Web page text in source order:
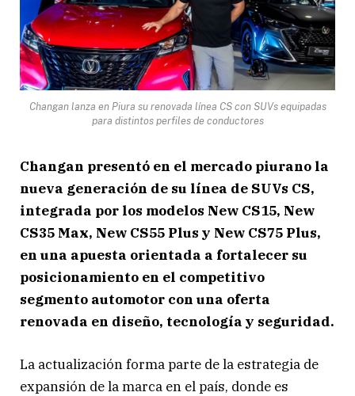
Changan lanza en Piura su renovada línea CS con SUVs equipadas
para distintos perfiles de conductores
Changan presentó en el mercado piurano la
nueva generación de su línea de SUVs CS,
integrada por los modelos New CS15, New
CS35 Max, New CS55 Plus y New CS75 Plus,
en una apuesta orientada a fortalecer su
posicionamiento en el competitivo
segmento automotor con una oferta
renovada en diseño, tecnología y seguridad.
La actualización forma parte de la estrategia de
expansión de la marca en el país, donde es